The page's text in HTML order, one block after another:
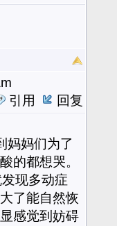
引用
回复
妈妈们为了
的都想哭。
现多动症
了能自然恢
感觉到妨碍